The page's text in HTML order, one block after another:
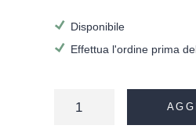
Disponibile
Effettua l'ordine prima